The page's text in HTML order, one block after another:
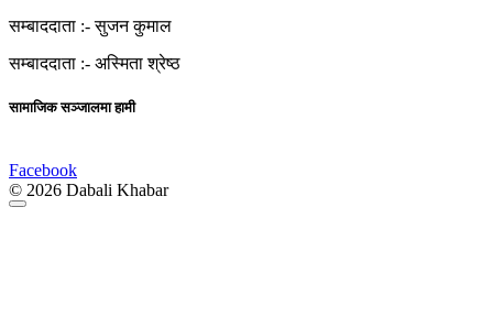
सम्बाददाता :-सुजन कुमाल
सम्बाददाता :- अस्मिता श्रेष्ठ
सामाजिक सञ्जालमा हामी
Facebook
© 2026 Dabali Khabar